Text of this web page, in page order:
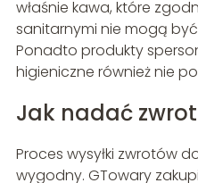
właśnie kawa, które
sanitarnymi nie mogą
Ponadto produkty
higieniczne również nie
Jak nadać
Proces wysyłki zwrotów
wygodny. GTowary